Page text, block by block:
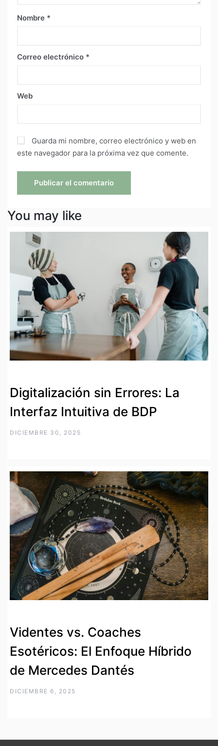
Nombre *
Correo electrónico *
Web
Guarda mi nombre, correo electrónico y web en
este navegador para la próxima vez que comente.
You may like
Digitalización sin Errores: La
Interfaz Intuitiva de BDP
DICIEMBRE 30, 2025
Videntes vs. Coaches
Esotéricos: El Enfoque Híbrido
de Mercedes Dantés
DICIEMBRE 6, 2025